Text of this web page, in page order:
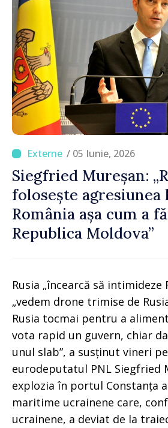
/ 05 Iunie, 2026
Siegfried Mureșan:
folosește
România așa cum a
Republica Moldova”
Rusia „încearcă să intimideze
„vedem drone trimise de
Rusia tocmai pentru a
vota rapid un guvern, chiar
unul slab”, a susținut vineri
eurodeputatul PNL Siegfried
explozia în portul Constanța
maritime ucrainene care,
ucrainene, a deviat de la